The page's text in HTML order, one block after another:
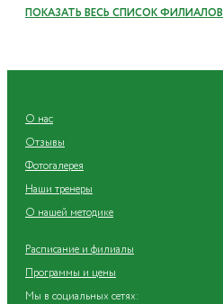
ПОКАЗАТЬ ВЕСЬ СПИСОК ФИЛИАЛОВ
О нас
Отзывы
Фотогалерея
Наши тренеры
О нашей методике
Расписание и филиалы
Программы и цены
Мы в социальных сетях: